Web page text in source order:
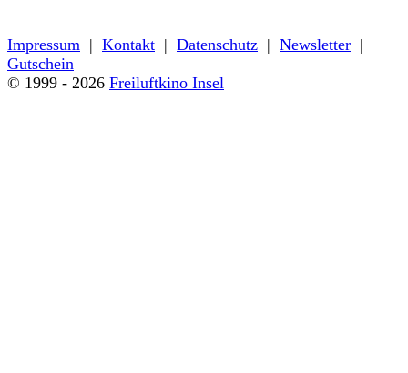
Impressum | Kontakt | Datenschutz | Newsletter |
Gutschein
© 1999 - 2026 Freiluftkino Insel